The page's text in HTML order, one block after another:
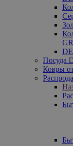
Посуда
Ковры